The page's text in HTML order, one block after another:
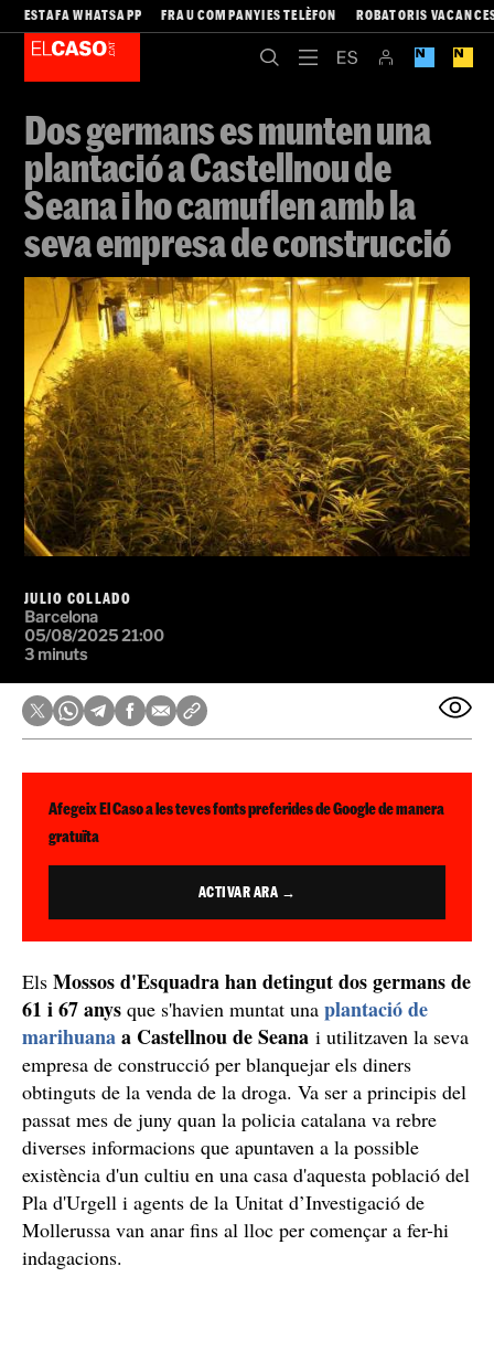
ESTAFA WHATSAPP FRAU COMPANYIES TELÈFON ROBATORIS
Dos germans es munten una
plantació a Castellnou de
Seana i ho camuflen amb la
seva empresa de construcció
JULIO COLLADO
Barcelona
05/08/2025 21:00
3 minuts
Afegeix El Caso a les teves fonts preferides de Google de manera
gratuïta
ACTIVAR ARA →
Els Mossos d'Esquadra han detingut dos germans de
61 i 67 anys que s'havien muntat una plantació de
marihuanaa Castellnou de Seana i utilitzaven la seva
empresa de construcció per blanquejar els diners
obtinguts de la venda de la droga. Va ser a principis del
passat mes de juny quan la policia catalana va rebre
diverses informacions que apuntaven a la possible
existència d'un cultiu en una casa d'aquesta població del
Pla d'Urgell i agents de la Unitat d’Investigació de
Mollerussa van anar fins al lloc per començar a fer-hi
indagacions.